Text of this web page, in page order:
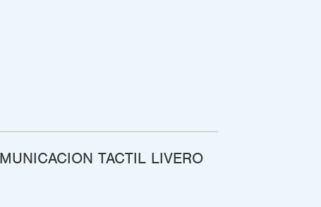
TACTIL LIVERO